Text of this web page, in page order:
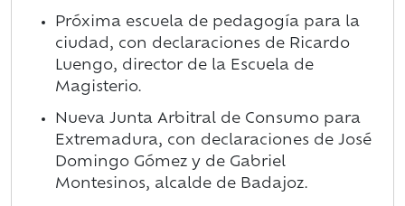
Próxima escuela de pedagogía para la
ciudad, con declaraciones de Ricardo
Luengo, director de la Escuela de
Magisterio.
Nueva Junta Arbitral de Consumo para
Extremadura, con declaraciones de José
Domingo Gómez y de Gabriel
Montesinos, alcalde de Badajoz.